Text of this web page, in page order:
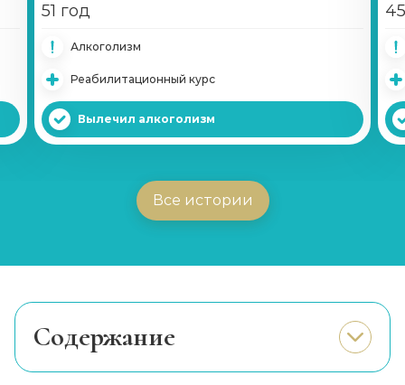
51 год
Алкоголизм
Реабилитационный курс
Вылечил алкоголизм
Все истории
Cодержание